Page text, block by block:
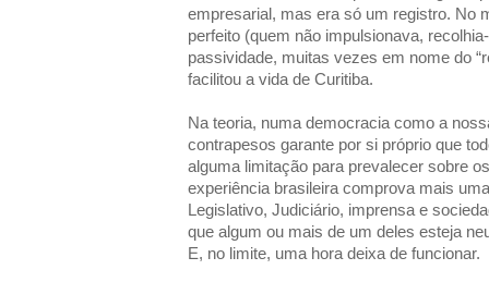
empresarial, mas era só um registro. No
perfeito (quem não impulsionava,
passividade, muitas vezes em nome do
facilitou a vida de Curitiba.
Na teoria, numa democracia como a
contrapesos garante por si próprio que
alguma limitação para prevalecer sobre
experiência brasileira comprova mais
Legislativo, Judiciário, imprensa e
que algum ou mais de um deles esteja
E, no limite, uma hora deixa de funcionar.